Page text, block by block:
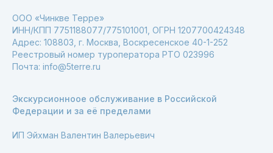
ООО «Чинкве Терре»
ИНН/КПП 7751188077/775101001, ОГРН 1207700424348
Адрес: 108803, г. Москва, Воскресенское 40-1-252
Реестровый номер туроператора РТО 023996
Почта: info@5terre.ru
Экскурсионноое обслуживание в Российской
Федерации и за её пределами
ИП Эйхман Валентин Валерьевич